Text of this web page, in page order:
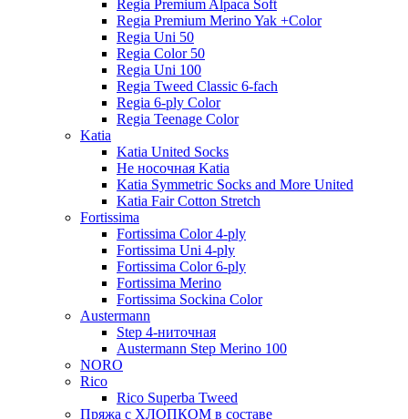
Regia Premium Alpaca Soft
Regia Premium Merino Yak +Color
Regia Uni 50
Regia Color 50
Regia Uni 100
Regia Tweed Classic 6-fach
Regia 6-ply Color
Regia Teenage Color
Katia
Katia United Socks
Не носочная Katia
Katia Symmetric Socks and More United
Katia Fair Cotton Stretch
Fortissima
Fortissima Color 4-ply
Fortissima Uni 4-ply
Fortissima Color 6-ply
Fortissima Merino
Fortissima Sockina Color
Austermann
Step 4-ниточная
Austermann Step Merino 100
NORO
Rico
Rico Superba Tweed
Пряжа с ХЛОПКОМ в составе